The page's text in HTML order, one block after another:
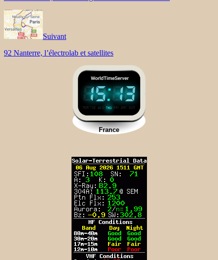
Suivant
92 Nanterre, l’électrolab et satellites